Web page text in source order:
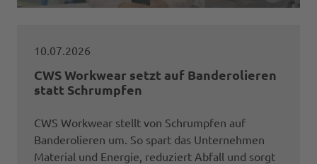
10.07.2026
CWS Workwear setzt auf Banderolieren
statt Schrumpfen
CWS Workwear stellt von Schrumpfen auf
Banderolieren um. So spart das Unternehmen
Material und Energie, reduziert Abfall und sorgt